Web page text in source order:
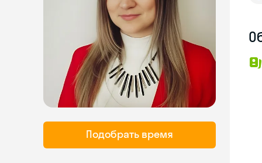
Подобрать время